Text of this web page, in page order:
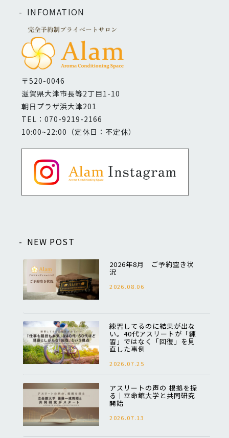
INFOMATION
〒520-0046
滋賀県大津市長等2丁目1-10
朝日プラザ浜大津201
TEL：070-9219-2166
10:00~22:00（定休日：不定休）
NEW POST
2026年8月 ご予約空き状
況
2026.08.06
練習してるのに結果が出な
い。40代アスリートが「練
習」ではなく「回復」を見
直した事例
2026.07.25
アスリートの声の 根拠を探
る｜立命館大学と共同研究
開始
2026.07.13